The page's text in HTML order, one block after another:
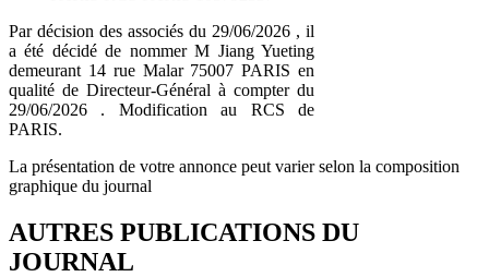
Par décision des associés du 29/06/2026 , il
a été décidé de nommer M Jiang Yueting
demeurant 14 rue Malar 75007 PARIS en
qualité de Directeur-Général à compter du
29/06/2026 . Modification au RCS de
PARIS.
La présentation de votre annonce peut varier selon la composition
graphique du journal
AUTRES PUBLICATIONS DU
JOURNAL